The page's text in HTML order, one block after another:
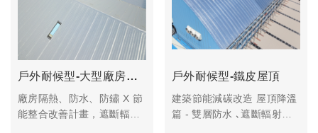
戶外耐候型-大型廠房鐵皮屋頂隔熱
廠房隔熱、防水、防鏽 X 節
能整合改善計畫，遮斷輻射
戶外耐候型-鐵皮屋頂
建築節能減碳改造 屋頂降溫
篇 - 雙層防水 ､遮斷輻射熱 ､